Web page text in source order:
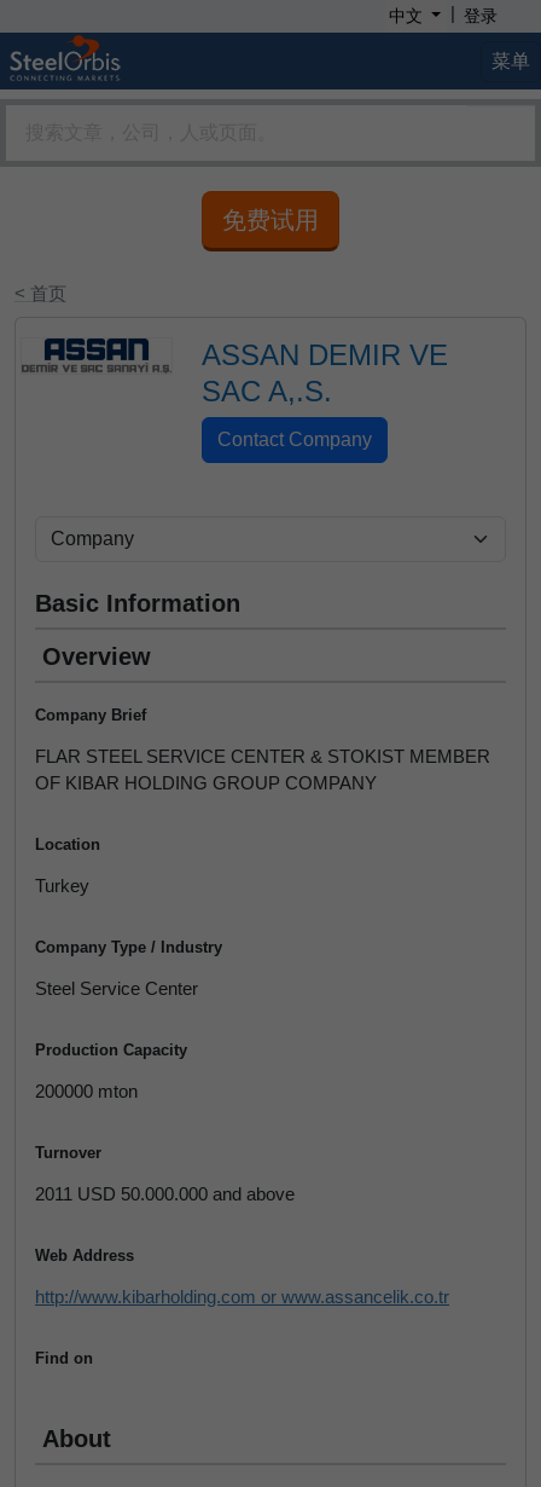
中文 | 登录
菜单
免费试用
< 首页
ASSAN DEMIR VE
SAC A,.S.
Basic Information
Overview
Company Brief
FLAR STEEL SERVICE CENTER & STOKIST MEMBER
OF KIBAR HOLDING GROUP COMPANY
Location
Turkey
Company Type / Industry
Steel Service Center
Production Capacity
200000 mton
Turnover
2011 USD 50.000.000 and above
Web Address
http://www.kibarholding.com or www.assancelik.co.tr
Find on
About